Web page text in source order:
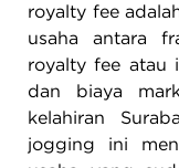
royalty fee
usaha antara
royalty fee atau
dan biaya
kelahiran
jogging ini